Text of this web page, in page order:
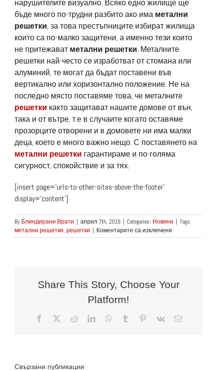
нарушителите визуално. Всяко едно жилище ще
бъде много по-трудни разбито ако има метални
решетки, за това престъпниците избират жилища
които са по-малко защитени, а именно тези които
не притежават метални решетки. Металните
решетки най-често се изработват от стомана или
алуминий, те могат да бъдат поставени във
вертикално или хоризонтално положение. Не на
последно място поставяме това, че металните
решетки както защитават нашите домове от вън,
така и от вътре, т.е в случаите когато оставяме
прозорците отворени и в домовете ни има малки
деца, което е много важно нещо. С поставянето на
метални решетки гарантираме и по-голяма
сигурност, спокойствие и за тях.
[insert page=’urls-to-other-sites-above-the-footer’
display=’content’]
By Блиндирани Врати | април 7th, 2016 | Categories: Новини | Tags:
метални решетки, решетки | Коментарите са изключени
Поставянето
още
и
Share This Story, Choose Your
Platform!
Facebook RedditLinkedInWhatsApp
Tumblr Pinterest
Vk
Свързани публикации